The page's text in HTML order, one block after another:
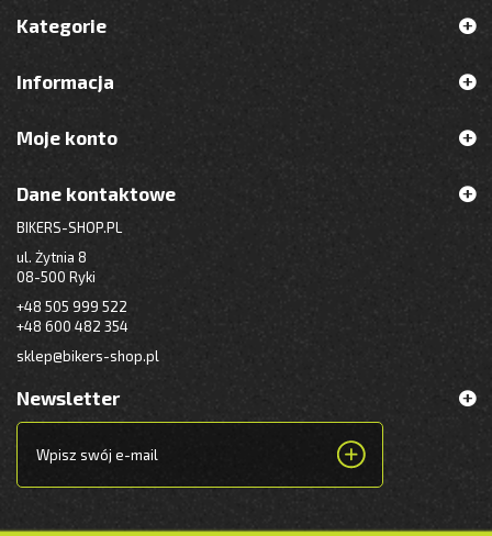
Kategorie
Informacja
Moje konto
Dane kontaktowe
BIKERS-SHOP.PL
ul. Żytnia 8
08-500 Ryki
+48 505 999 522
+48 600 482 354
sklep@bikers-shop.pl
Newsletter